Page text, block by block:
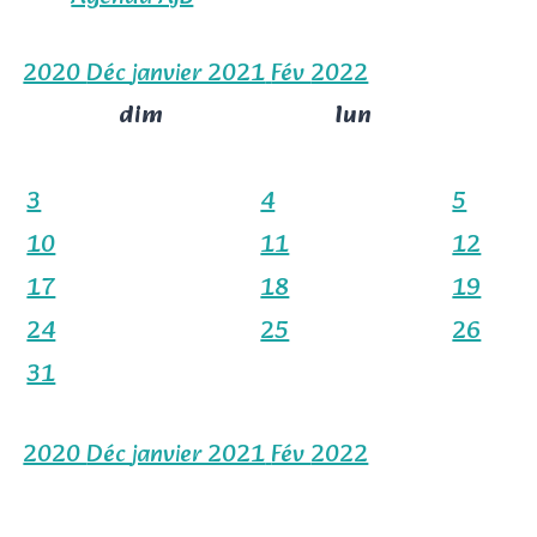
2020Décjanvier 2021Fév2022
dim
lun
3
4 5
10
11 12
17
18 19
24
25 26
31
2020Décjanvier 2021Fév2022